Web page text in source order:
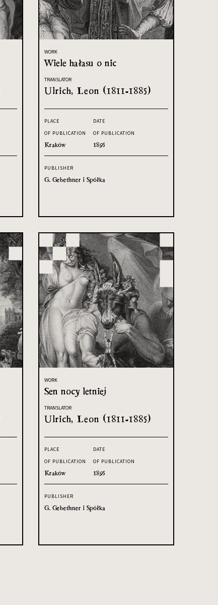
WORK
Wiele hałasu o nic
TRANSLATOR
Ulrich, Leon (1811-1885)
PLACE
OF PUBLICATION
Kraków
DATE
OF PUBLICATION
1895
PUBLISHER
G. Gebethner i Spółka
WORK
Sen nocy letniej
TRANSLATOR
Ulrich, Leon (1811-1885)
PLACE
OF PUBLICATION
Kraków
DATE
OF PUBLICATION
1895
PUBLISHER
G. Gebethner i Spółka